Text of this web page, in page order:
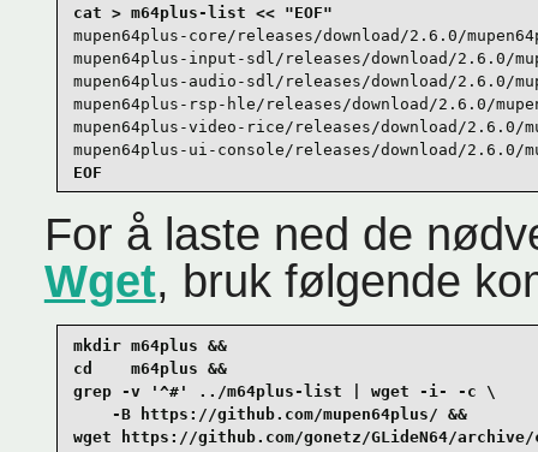
mupen64plus-core/releases/download/2.6.0/
mupen64plus-input-sdl/releases/download/2.6.0/
mupen64plus-audio-sdl/releases/download/2.6.0/
mupen64plus-rsp-hle/releases/download/2.6.0/
mupen64plus-video-rice/releases/download/
mupen64plus-ui-console/releases/download/
EOF
For å laste ned de
Wget, bruk følgende
mkdir m64plus &&
cd    m64plus &&
grep -v '^#' ../m64plus-list | wget -i- -c \
    -B https://github.com/mupen64plus/ &&
wget https://github.com/gonetz/GLideN64/archive/